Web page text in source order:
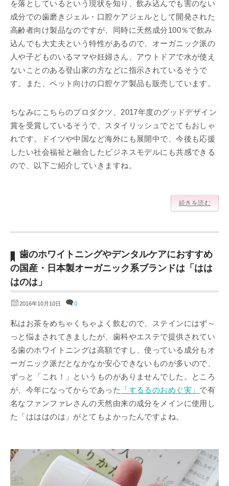
を落としているという現状を知り、飲み込んでも害のない
成分での歯磨きジェル・口腔ケアジェルとして開発された
高齢者向け製品なのですが、同時に天然成分100％で飲み
込んでも大丈夫という特性があるので、オーガニック派の
人や子どものいるママや妊婦さん、アウトドアで水が使え
ないことのある登山家の方などに指示されているそうで
す。また、ペット向けの口腔ケア製品も販売しています。
ちなみにこちらのプロダクツ、2017年度のグッドデザイン
賞を受賞しているそうで、スタイリッシュでとてもおしゃ
れです。ドイツや中国など海外にも展開中で、今後も応援
したい社会福祉と融合したビジネスモデルにも共感できる
ので、以下ご紹介していきますね。
続きを読む
歯のホワイトニングやデンタルケアにおすすめ
の国産・日本製オーガニック系ブランドは「はは
はのは」
2016年10月10日 0
私はお茶をめちゃくちゃよく飲むので、ステインにはず～
っと悩まされてきましたが、歯科やエステで提供されてい
る歯のホワイトニングは高額ですし、使っている成分もオ
ーガニック派だとなかなか安心できないものが多いので、
ずっと「これ！」というものがありませんでした。ところ
が、今年になってからであった
「するるのおめぐ実」 で有
名なファンファレさんの天然由来の成分をメインに使用し
た「はははのは」がとてもよかったんですよね。